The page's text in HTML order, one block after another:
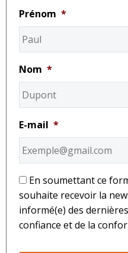
Prénom *
Nom *
E-mail *
* En soumettant ce
souhaite recevoir la
informé(e) des
confiance et de la